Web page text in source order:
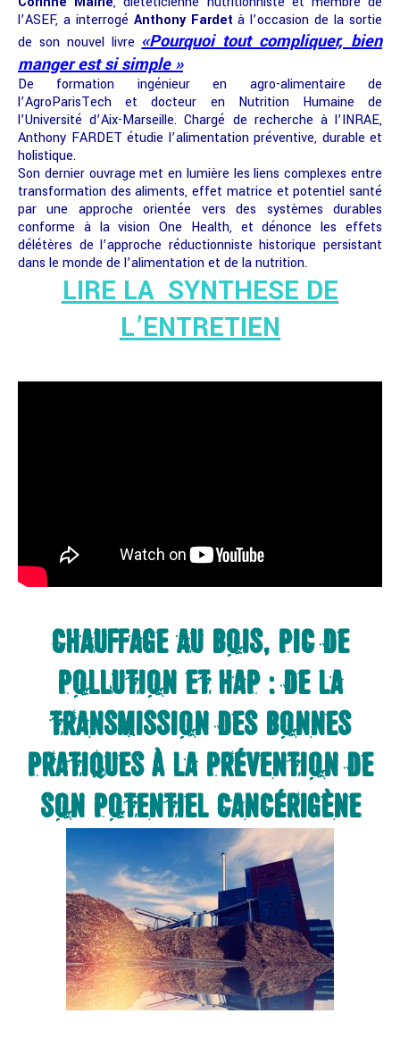
l’ASEF, a interrogé Anthony Fardet à l’occasion de la sortie
de son nouvel livre«Pourquoi tout compliquer, bien
manger est si simple »
De formation ingénieur en agro-alimentaire de
l’AgroParisTech et docteur en Nutrition Humaine de
l’Université d’Aix-Marseille. Chargé de recherche à l’INRAE,
Anthony FARDET étudie l’alimentation préventive, durable et
holistique.
Son dernier ouvrage met en lumière les liens complexes entre
transformation des aliments, effet matrice et potentiel santé
par une approche orientée vers des systèmes durables
conforme à la vision One Health, et dénonce les effets
délétères de l’approche réductionniste historique persistant
dans le monde de l’alimentation et de la nutrition.
LIRE LA SYNTHESE DE
L’ENTRETIEN
CHAUFFAGE AU BOIS, PIC DE
POLLUTION ET HAP : DE LA
TRANSMISSION DES BONNES
PRATIQUES À LA PRÉVENTION DE
SON POTENTIEL CANCÉRIGÈNE